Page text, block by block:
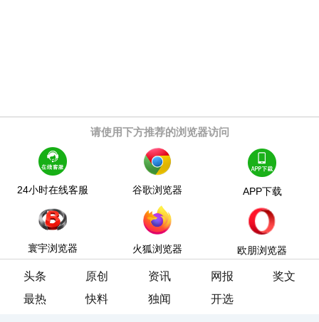
请使用下方推荐的浏览器访问
24小时在线客服 谷歌浏览器 APP下载
寰宇浏览器 火狐浏览器 欧朋浏览器
头条 原创 资讯 网报
奖文
最热
快料 独闻 开选